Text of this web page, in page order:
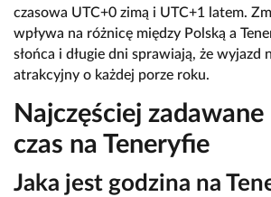
czasowa UTC+0 zimą i UTC+1 latem.
wpływa na różnicę między Polską a
słońca i długie dni sprawiają, że wyjazd
atrakcyjny o każdej porze roku.
Najczęściej
czas na Teneryfie
Jaka jest godzina na